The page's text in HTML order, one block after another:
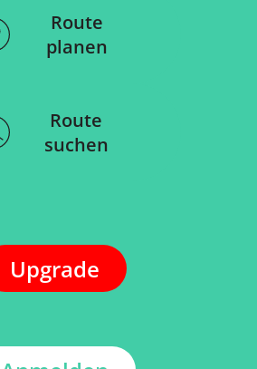
Route
planen
Route
suchen
Upgrade